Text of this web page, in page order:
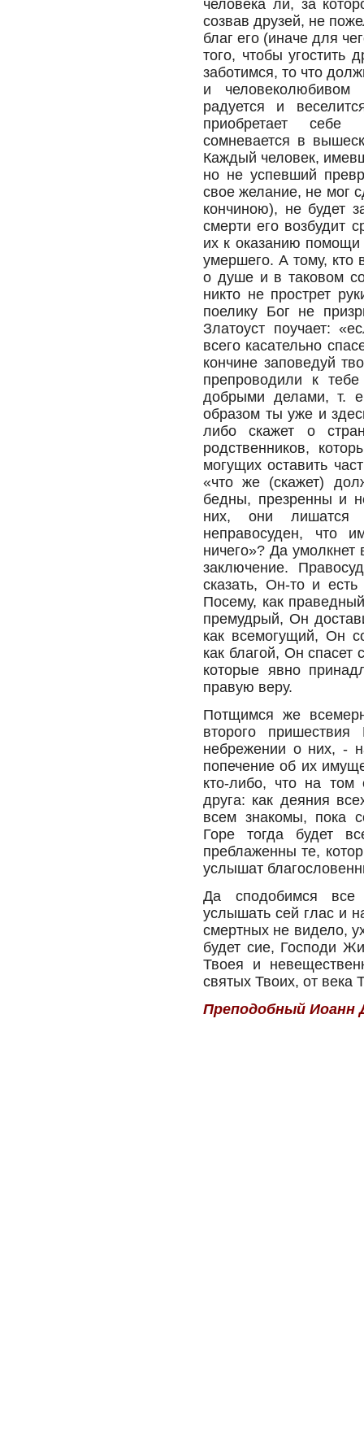
человека ли, за
созвав друзей, не
благ его (иначе для
того, чтобы угостить
заботимся, то что
и
радуется и
приобретает себе
сомневается в
Каждый человек,
но не успевший
свое желание, не мог
кончиною), не будет
смерти его возбудит
их к оказанию
умершего. А тому, кто
о душе и в таковом
никто не прострет
поелику Бог не
Златоуст поучает:
всего касательно
кончине заповедуй
препроводили к
добрыми делами, т.
образом ты уже и
либо скажет о
родственников,
могущих оставить
«что же (скажет)
бедны, презренны и
них, они лишатся
неправосуден, что
ничего»? Да
заключение.
сказать, Он-то и
Посему, как
премудрый, Он
как всемогущий, Он
как благой, Он спасет
которые явно
правую веру.
Потщимся же
второго
небрежении о них, -
попечение об их
кто-либо, что на
друга: как деяния
всем знакомы, пока
Горе тогда будет
преблаженны те,
услышат
Да сподобимся
услышать сей глас и
смертных не видело,
будет сие, Господи
Твоея и
святых Твоих, от века
Преподобный Иоанн